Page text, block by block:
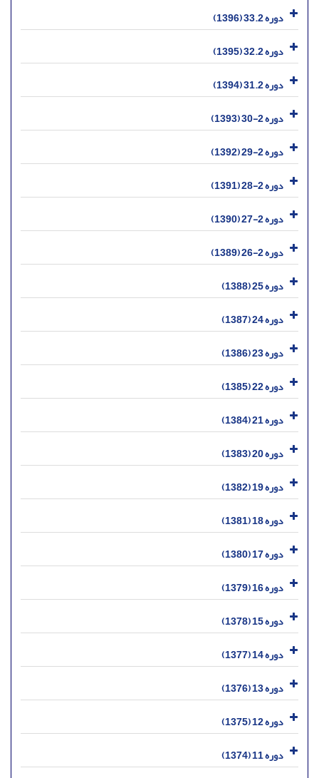
دوره 33.2 (1396)
دوره 32.2 (1395)
دوره 31.2 (1394)
دوره 2-30 (1393)
دوره 2-29 (1392)
دوره 2-28 (1391)
دوره 2-27 (1390)
دوره 2-26 (1389)
دوره 25 (1388)
دوره 24 (1387)
دوره 23 (1386)
دوره 22 (1385)
دوره 21 (1384)
دوره 20 (1383)
دوره 19 (1382)
دوره 18 (1381)
دوره 17 (1380)
دوره 16 (1379)
دوره 15 (1378)
دوره 14 (1377)
دوره 13 (1376)
دوره 12 (1375)
دوره 11 (1374)